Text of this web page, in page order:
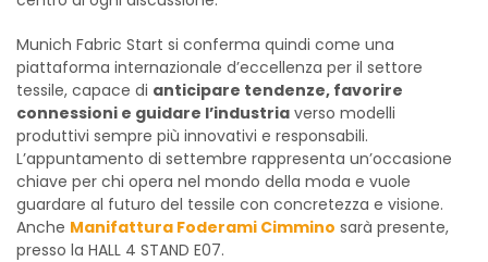
Munich Fabric Start si conferma quindi come una
piattaforma internazionale d’eccellenza per il settore
tessile, capace di anticipare tendenze, favorire
connessioni e guidare l’industria verso modelli
produttivi sempre più innovativi e responsabili.
L’appuntamento di settembre rappresenta un’occasione
chiave per chi opera nel mondo della moda e vuole
guardare al futuro del tessile con concretezza e visione.
Anche Manifattura Foderami Cimmino sarà presente,
presso la HALL 4 STAND E07.